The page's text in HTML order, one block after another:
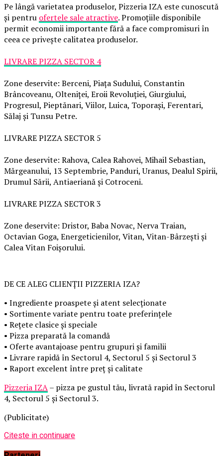
Pe lângă varietatea produselor, Pizzeria IZA este cunoscută
și pentru ofertele sale atractive. Promoțiile disponibile
permit economii importante fără a face compromisuri în
ceea ce privește calitatea produselor.
LIVRARE PIZZA SECTOR 4
Zone deservite: Berceni, Piața Sudului, Constantin
Brâncoveanu, Olteniței, Eroii Revoluției, Giurgiului,
Progresul, Pieptănari, Viilor, Luica, Toporași, Ferentari,
Sălaj și Tunsu Petre.
LIVRARE PIZZA SECTOR 5
Zone deservite: Rahova, Calea Rahovei, Mihail Sebastian,
Mărgeanului, 13 Septembrie, Panduri, Uranus, Dealul Spirii,
Drumul Sării, Antiaeriană și Cotroceni.
LIVRARE PIZZA SECTOR 3
Zone deservite: Dristor, Baba Novac, Nerva Traian,
Octavian Goga, Energeticienilor, Vitan, Vitan-Bârzești și
Calea Vitan Foișorului.
DE CE ALEG CLIENȚII PIZZERIA IZA?
• Ingrediente proaspete și atent selecționate
• Sortimente variate pentru toate preferințele
• Rețete clasice și speciale
• Pizza preparată la comandă
• Oferte avantajoase pentru grupuri și familii
• Livrare rapidă în Sectorul 4, Sectorul 5 și Sectorul 3
• Raport excelent între preț și calitate
Pizzeria IZA– pizza pe gustul tău, livrată rapid în Sectorul
4, Sectorul 5 și Sectorul 3.
(Publicitate)
Citeste in continuare